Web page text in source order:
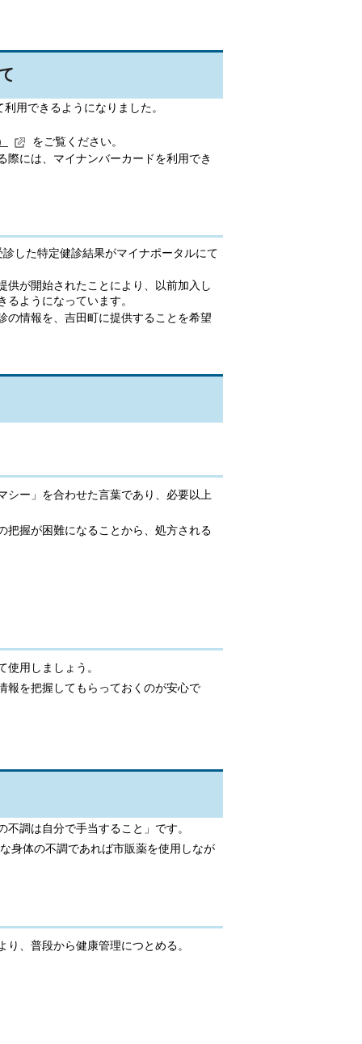
用できるようになりました。
をご覧ください。
には、マイナンバーカードを利用でき
した特定健診結果がマイナポータルにて
供が開始されたことにより、以前加入し
ようになっています。
の情報を、吉田町に提供することを希望
シー」を合わせた言葉であり、必要以上
把握が困難になることから、処方される
用しましょう。
報を把握してもらっておくのが安心で
調は自分で手当すること」です。
身体の不調であれば市販薬を使用しなが
、普段から健康管理につとめる。